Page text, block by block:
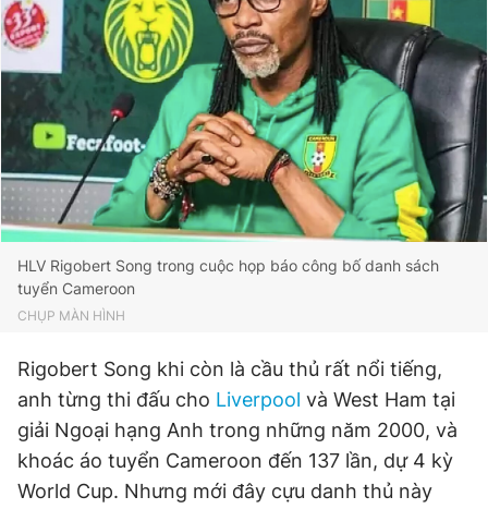
Hotline
0906 645 777
Liên hệ quảng cáo
0908 780 404
Đặt báo Quảng cáo RSS Tòa soạn Chính sách bảo
Tổng biên tập: Nguyễn Ngọc Toàn
Phó tổng biên tập thường trực: Hải Thành
Phó tổng biên tập: Lâm Hiếu Dũng
Phó tổng biên tập: Trần Việt Hưng
Tổng thư ký tòa soạn: Đức Trung
Giấy phép xuất bản số 110/GP - BTTTT cấp ngày 24.3.2020
© 2003-2026 Bản quyền thuộc về Báo Thanh Niên. Cấm sao
chép dưới mọi hình thức nếu không có sự chấp thuận bằng văn
HLV Rigobert Song trong cuộc họp báo công bố danh sách
tuyển Cameroon
CHỤP MÀN HÌNH
Rigobert Song khi còn là cầu thủ rất nổi tiếng,
anh từng thi đấu cho Liverpool và West Ham tại
giải Ngoại hạng Anh trong những năm 2000, và
khoác áo tuyển Cameroon đến 137 lần, dự 4 kỳ
World Cup. Nhưng mới đây cựu danh thủ này